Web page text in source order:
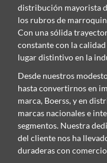
distribución mayorista
los rubros de
Con una sólida
constante con la
lugar distintivo en la
Desde nuestros
hasta convertirnos en
marca, Boerss, y en
marcas nacionales e
segmentos. Nuestra
del cliente nos ha
duraderas con